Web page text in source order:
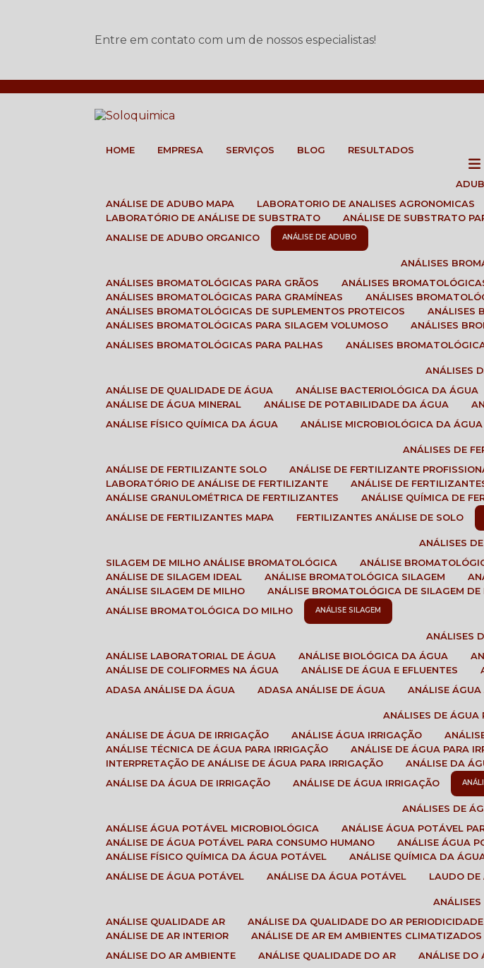
Entre em contato com um de nossos especialistas!
HOME EMPRESA SERVIÇOS BLOG RESULTADOS
ANÁLISE DE ADUBO MAPA
LABORATORIO DE ANALISES AGRONOMICAS
LABORATÓRIO DE ANÁLISE DE SUBSTRATO
ANÁLISE DE SUBSTRATO
ANALISE DE ADUBO ORGANICO
ANÁLISE DE ADUBO
ANÁLISES
ANÁLISES BROMATOLÓGICAS PARA GRÃOS
ANÁLISES
ANÁLISES BROMATOLÓGICAS PARA GRAMÍNEAS
ANÁLISES
ANÁLISES BROMATOLÓGICAS DE SUPLEMENTOS PROTEICOS
ANÁLISES BROMATOLÓGICAS PARA SILAGEM VOLUMOSO
ANÁLISES
ANÁLISES BROMATOLÓGICAS PARA PALHAS
ANÁLISES
ANÁLISES
ANÁLISE DE QUALIDADE DE ÁGUA
ANÁLISE BACTERIOLÓGICA DA ÁGUA
ANÁLISE DE ÁGUA MINERAL
ANÁLISE DE POTABILIDADE DA ÁGUA
ANÁLISE FÍSICO QUÍMICA DA ÁGUA
ANÁLISE MICROBIOLÓGICA DA ÁGUA
ANÁLISES DE
ANÁLISE DE FERTILIZANTE SOLO
ANÁLISE DE FERTILIZANTE
LABORATÓRIO DE ANÁLISE DE FERTILIZANTE
ANÁLISE DE
ANÁLISE GRANULOMÉTRICA DE FERTILIZANTES
ANÁLISE QUÍMICA DE
ANÁLISE DE FERTILIZANTES MAPA
FERTILIZANTES ANÁLISE DE SOLO
ANÁLISES
SILAGEM DE MILHO ANÁLISE BROMATOLÓGICA
ANÁLISE
ANÁLISE DE SILAGEM IDEAL
ANÁLISE BROMATOLÓGICA SILAGEM
ANÁLISE SILAGEM DE MILHO
ANÁLISE BROMATOLÓGICA DE SILAGEM
ANÁLISE BROMATOLÓGICA DO MILHO
ANÁLISE SILAGEM
ANÁLISES
ANÁLISE LABORATORIAL DE ÁGUA
ANÁLISE BIOLÓGICA DA ÁGUA
ANÁLISE DE COLIFORMES NA ÁGUA
ANÁLISE DE ÁGUA E EFLUENTES
ADASA ANÁLISE DA ÁGUA
ADASA ANÁLISE DE ÁGUA ANÁLISE
ANÁLISES DE
ANÁLISE DE ÁGUA DE IRRIGAÇÃO
ANÁLISE ÁGUA IRRIGAÇÃO
ANÁLISE TÉCNICA DE ÁGUA PARA IRRIGAÇÃO
ANÁLISE DE ÁGUA PARA
INTERPRETAÇÃO DE ANÁLISE DE ÁGUA PARA IRRIGAÇÃO
ANÁLISE DA
ANÁLISE DA ÁGUA DE IRRIGAÇÃO
ANÁLISE DE ÁGUA IRRIGAÇÃO
ANÁLISES DE
ANÁLISE ÁGUA POTÁVEL MICROBIOLÓGICA
ANÁLISE ÁGUA POTÁVEL
ANÁLISE DE ÁGUA POTÁVEL PARA CONSUMO HUMANO
ANÁLISE ÁGUA
ANÁLISE FÍSICO QUÍMICA DA ÁGUA POTÁVEL
ANÁLISE QUÍMICA DA
ANÁLISE DE ÁGUA POTÁVEL
ANÁLISE DA ÁGUA POTÁVEL LAUDO
ANÁLISE QUALIDADE AR
ANÁLISE DA QUALIDADE DO AR PERIODICIDADE
ANÁLISE DE AR INTERIOR
ANÁLISE DE AR EM AMBIENTES CLIMATIZADOS
ANÁLISE DO AR AMBIENTE
ANÁLISE QUALIDADE DO AR ANÁLISE DO